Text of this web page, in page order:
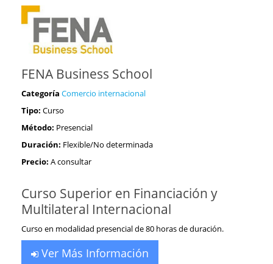
FENA Business School
Categoría Comercio internacional
Tipo: Curso
Método: Presencial
Duración: Flexible/No determinada
Precio: A consultar
Curso Superior en Financiación y
Multilateral Internacional
Curso en modalidad presencial de 80 horas de duración.
Ver Más Información